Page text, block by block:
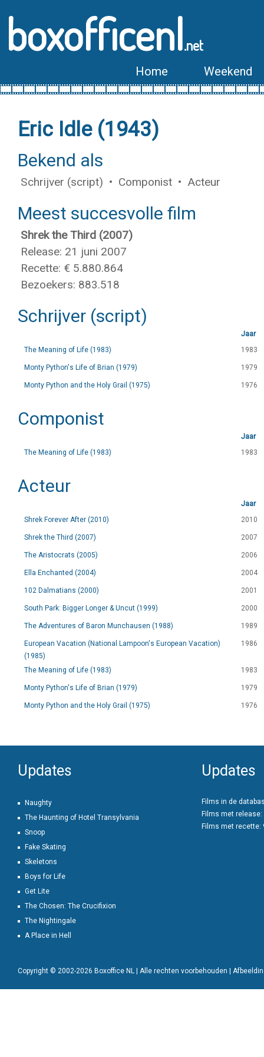
boxofficenl.net
Home Weekend
Eric Idle (1943)
Bekend als
Schrijver (script) • Componist • Acteur
Meest succesvolle film
Shrek the Third (2007)
Release: 21 juni 2007
Recette: € 5.880.864
Bezoekers: 883.518
Schrijver (script)
Jaar
The Meaning of Life (1983)
1983
Monty Python's Life of Brian (1979) 1979
Monty Python and the Holy Grail (1975) 1976
Componist
Jaar
The Meaning of Life (1983)
1983
Acteur
Jaar
Shrek Forever After (2010)
2010
Shrek the Third (2007) 2007
The Aristocrats (2005) 2006
Ella Enchanted (2004) 2004
102 Dalmatians (2000) 2001
South Park: Bigger Longer & Uncut (1999) 2000
The Adventures of Baron Munchausen (1988) 1989
European Vacation (National Lampoon's European Vacation)
(1985)
1986
The Meaning of Life (1983) 1983
Monty Python's Life of Brian (1979) 1979
Monty Python and the Holy Grail (1975) 1976
Updates
Naughty
The Haunting of Hotel Transylvania
Snoop
Fake Skating
Skeletons
Boys for Life
Get Lite
The Chosen: The Crucifixion
The Nightingale
A Place in Hell
Updates
Films in de
Films met release:
Films met recette:
Copyright © 2002-2026 Boxoffice NL | Alle rechten voorbehouden |